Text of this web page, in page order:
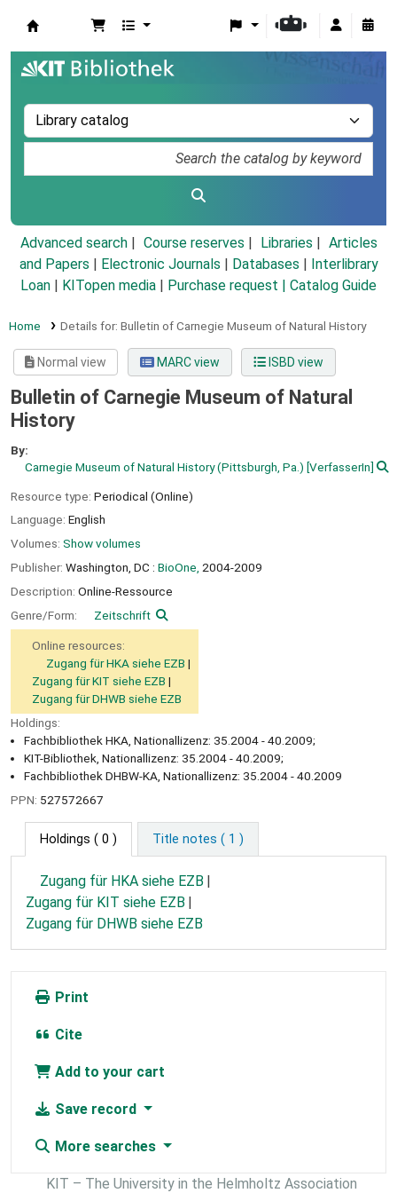
Advanced search Course reserves Libraries
Articles
and Papers
Electronic Journals Databases
Interlibrary
Loan
KITopen media Purchase request | Catalog Guide
Home Details for: Bulletin of Carnegie Museum of Natural History
Normal view MARC view ISBD view
Bulletin of Carnegie Museum of Natural
History
By:
Carnegie Museum of Natural History (Pittsburgh, Pa.) [VerfasserIn]
Resource type: Periodical (Online)
Language: English
Volumes: Show volumes
Publisher: Washington, DC : BioOne, 2004-2009
Description: Online-Ressource
Genre/Form:
Zeitschrift
Online resources:
Zugang für HKA siehe EZB
Zugang für KIT siehe EZB
Zugang für DHWB siehe EZB
Holdings:
Fachbibliothek HKA, Nationallizenz: 35.2004 - 40.2009;
KIT-Bibliothek, Nationallizenz: 35.2004 - 40.2009;
Fachbibliothek DHBW-KA, Nationallizenz: 35.2004 - 40.2009
PPN: 527572667
Holdings ( 0 ) Title notes ( 1 )
Zugang für HKA siehe EZB
Zugang für KIT siehe EZB
Zugang für DHWB siehe EZB
Print
Cite
Add to your cart
Save record
More searches
KIT – The University in the Helmholtz Association